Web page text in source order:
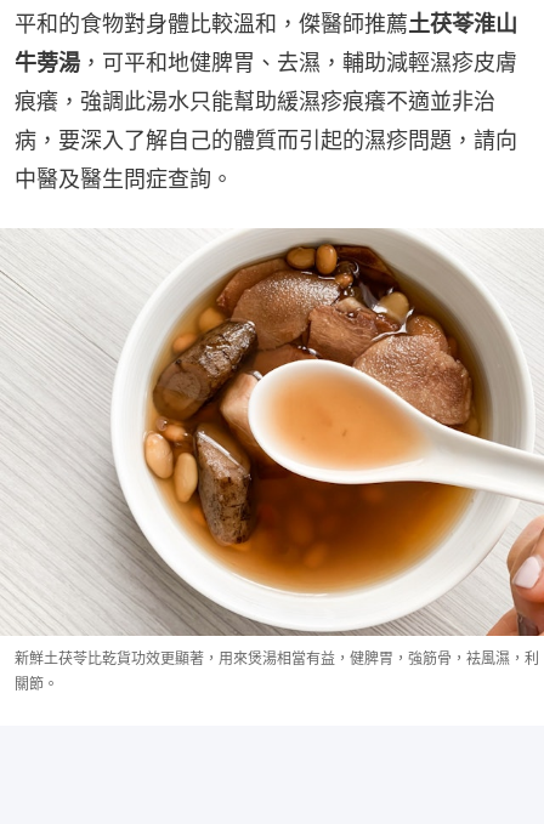
平和的食物對身體比較溫和，傑醫師推薦土茯苓淮山
牛蒡湯 ，可平和地健脾胃、去濕，輔助減輕濕疹皮膚
痕癢，強調此湯水只能幫助緩濕疹痕癢不適並非治
病，要深入了解自己的體質而引起的濕疹問題，請向
中醫及醫生問症查詢。
新鮮土茯苓比乾貨功效更顯著，用來煲湯相當有益，健脾胃，強筋骨，袪風濕，利
關節。